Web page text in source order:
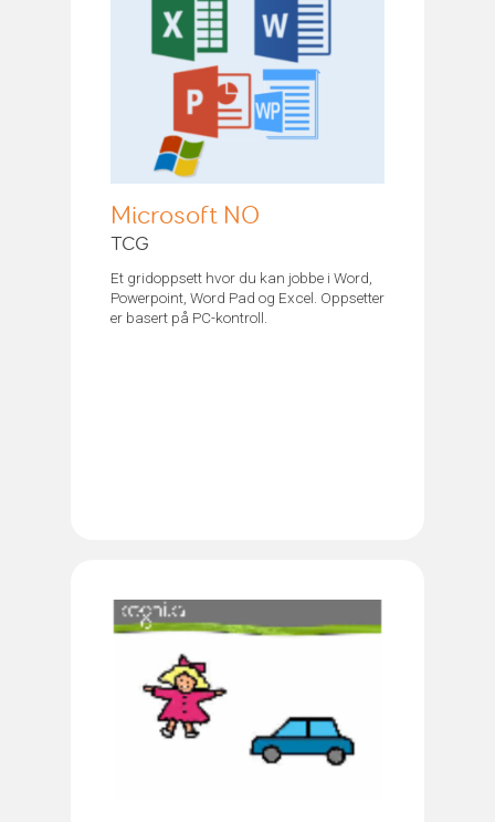
Microsoft NO
TCG
Et gridoppsett hvor du kan jobbe i Word,
Powerpoint, Word Pad og Excel. Oppsetter
er basert på PC-kontroll.